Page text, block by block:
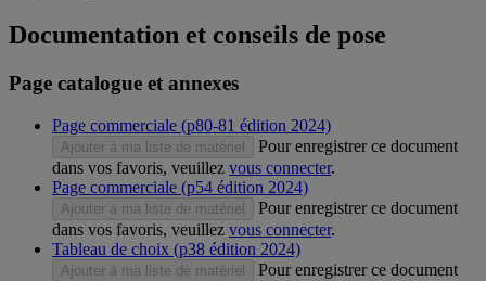
Documentation et conseils de pose
Page catalogue et annexes
Page commerciale (p80-81 édition 2024)
Ajouter à ma liste de matériel
Pour enregistrer ce document
dans vos favoris, veuillez vous connecter.
Page commerciale (p54 édition 2024)
Ajouter à ma liste de matériel
Pour enregistrer ce document
dans vos favoris, veuillez vous connecter.
Tableau de choix (p38 édition 2024)
Ajouter à ma liste de matériel
Pour enregistrer ce document